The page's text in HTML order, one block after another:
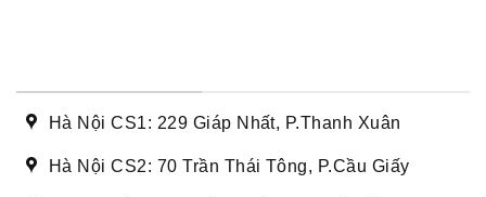
Hà Nội CS1: 229 Giáp Nhất, P.Thanh Xuân
Hà Nội CS2: 70 Trần Thái Tông, P.Cầu Giấy